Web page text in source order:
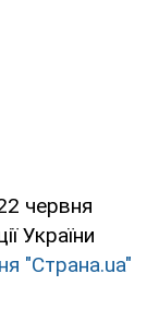
червня
України
"Страна.uа"